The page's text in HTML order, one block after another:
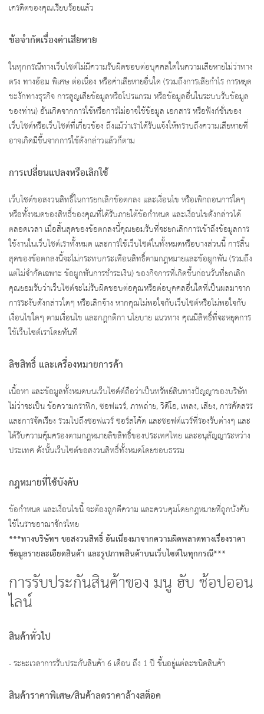
เครดิตของคุณเรียบร้อยแล้ว
ข้อจำกัดเรื่องค่าเสียหาย
ในทุกกรณีทางเว็บไซต์ไม่มีความรับผิดชอบต่อบุคคลใดในความเสียหายไม่ว่าทาง
ตรง ทางอ้อม พิเศษ ต่อเนื่อง หรือค่าเสียหายอื่นใด (รวมถึงการเสียกำไร การหยุด
ชะงักทางธุรกิจ การสูญเสียข้อมูลหรือโปรแกรม หรือข้อมูลอื่นในระบบรับข้อมูล
ของท่าน) อันเกิดจากการใช้หรือการไม่อาจใช้ข้อมูล เอกสาร หรือฟังก์ชั่นของ
เว็บไซต์หรือเว็บไซต์ที่เกี่ยวข้อง ถึงแม้ว่าเราได้รับแจ้งให้ทราบถึงความเสียหายที่
อาจเกิดมีขึ้นจากการใช้ดังกล่าวแล้วก็ตาม
การเปลี่ยนแปลงหรือเลิกใช้
เว็บไซต์ขอสงวนสิทธิ์ในการยกเลิกข้อตกลง และเงื่อนไข หรือเพิกถอนการใดๆ
หรือทั้งหมดของสิทธิ์ของคุณที่ได้รับภายใต้ข้อกำหนด และเงื่อนไขดังกล่าวได้
ตลอดเวลา เมื่อสิ้นสุดของข้อตกลงนี้คุณยอมรับที่จะยกเลิกการเข้าถึงข้อมูลการ
ใช้งานในเว็บไซต์เราทั้งหมด และการใช้เว็บไซต์ในทั้งหมดหรือบางส่วนนี้ การสิ้น
สุดของข้อตกลงนี้จะไม่กระทบกระเทือนสิทธิ์ตามกฎหมายและข้อผูกพัน (รวมถึง
แต่ไม่จำกัดเฉพาะ ข้อผูกพันการชำระเงิน) ของกิจการที่เกิดขึ้นก่อนวันที่ยกเลิก
คุณยอมรับว่าเว็บไซต์จะไม่รับผิดชอบต่อคุณหรือต่อบุคคลอื่นใดที่เป็นผลมาจาก
การระงับดังกล่าวใดๆ หรือเลิกจ้าง หากคุณไม่พอใจกับเว็บไซต์หรือไม่พอใจกับ
เงื่อนไขใดๆ ตามเงื่อนไข และกฎกติกา นโยบาย แนวทาง คุณมีสิทธิ์ที่จะหยุดการ
ใช้เว็บไซต์เราโดยทันที
ลิขสิทธิ์ และเครื่องหมายการค้า
เนื้อหา และข้อมูลทั้งหมดบนเว็บไซด์ต์ถือว่าเป็นทรัพย์สินทางปัญญาของบริษัท
ไม่ว่าจะเป็น ข้อความกราฟิก, ซอฟแวร์, ภาพถ่าย, วิดีโอ, เพลง, เสียง, การคัดสรร
และการจัดเรียง รวมไปถึงซอฟแวร์ ซอร์สโค้ด และซอฟต์แวร์ที่รองรับต่างๆ และ
ได้รับความคุ้มครองตามกฎหมายลิขสิทธิ์ของประเทศไทย และอนุสัญญาระหว่าง
ประเทศ ดังนั้นเว็บไซต์ขอสงวนสิทธิ์ทั้งหมดโดยชอบธรรม
กฎหมายที่ใช้บังคับ
ข้อกำหนด และเงื่อนไขนี้ จะต้องถูกตีความ และควบคุมโดยกฎหมายที่ถูกบังคับ
***ทางบริษัทฯ ขอสงวนสิทธิ์ อันเนื่องมาจากความผิดพลาดทางเรื่องราคา
ข้อมูลรายละเอียดสินค้า และรูปภาพสินค้าบนเว็บไซต์ในทุกกรณี***
การรับประกันสินค้าของ มนู ฮับ ช้อปออน
ไลน์
สินค้าทั่วไป
- ระยะเวลาการรับประกันสินค้า 6 เดือน ถึง 1 ปี ขึ้นอยู่แต่ละชนิดสินค้า
สินค้าราคาพิเศษ/สินค้าลดราคาล้างสต็อค